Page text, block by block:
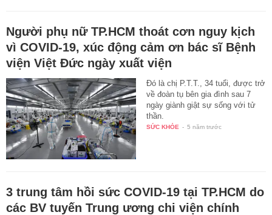
Người phụ nữ TP.HCM thoát cơn nguy kịch
vì COVID-19, xúc động cảm ơn bác sĩ Bệnh
viện Việt Đức ngày xuất viện
Đó là chị P.T.T., 34 tuổi, được trở
về đoàn tụ bên gia đình sau 7
ngày giành giật sự sống với tử
thần.
SỨC KHỎE - 5 năm trước
3 trung tâm hồi sức COVID-19 tại TP.HCM do
các BV tuyến Trung ương chi viện chính